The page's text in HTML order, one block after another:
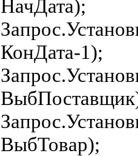
НачДата);
КонДата-1);
ВыбТовар);